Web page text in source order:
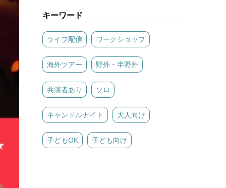
キーワード
ライブ配信 ワークショップ
海外ツアー 野外・半野外
共演者あり ソロ
キャンドルナイト 大人向け
子どもOK 子ども向け